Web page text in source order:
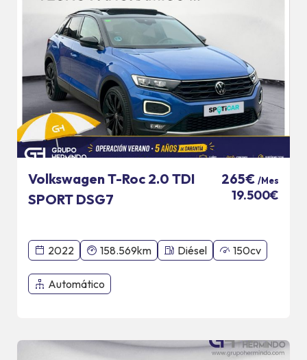
Volkswagen T-Roc 2.0 TDI
SPORT DSG7
265€ /Mes
19.500€
2022 158.569km Diésel 150cv
Automático